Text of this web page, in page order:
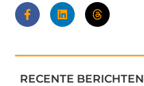
RECENTE BERICHTEN